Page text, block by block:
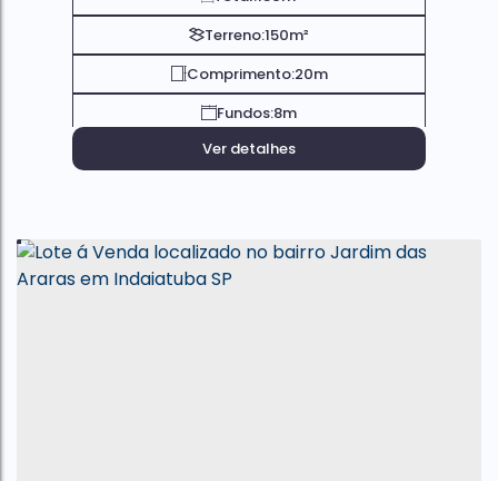
Terreno:150m²
Comprimento:20m
Fundos:8m
Ver detalhes